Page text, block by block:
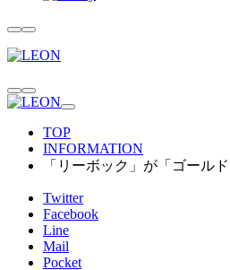
TOP
INFORMATION
「リーボック」が「ゴール
Twitter
Facebook
Line
Mail
Pocket